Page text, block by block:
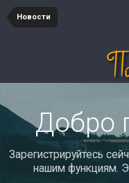
Новости
Добро
Зарегистрируйтесь
нашим функциям.